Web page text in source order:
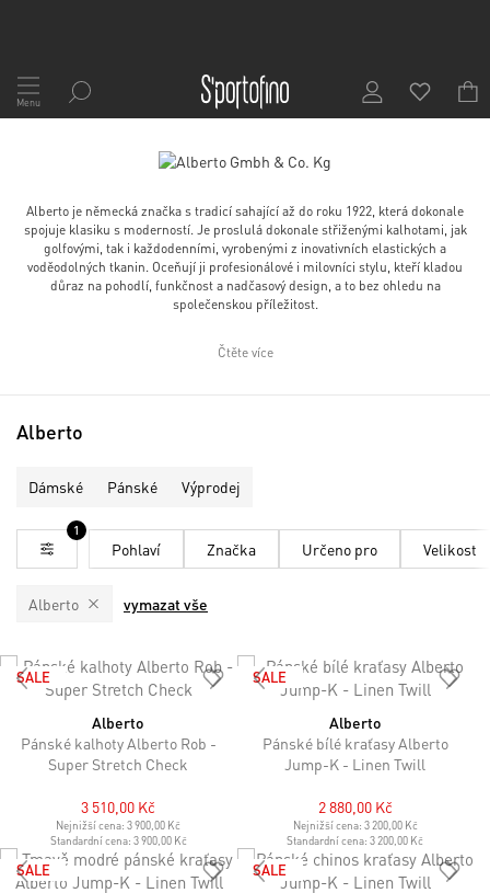
Přejít
na
obsah
Menu
Alberto je německá značka s tradicí sahající až do roku 1922, která dokonale
spojuje klasiku s moderností. Je proslulá dokonale střiženými kalhotami, jak
golfovými, tak i každodenními, vyrobenými z inovativních elastických a
voděodolných tkanin. Oceňují ji profesionálové i milovníci stylu, kteří kladou
důraz na pohodlí, funkčnost a nadčasový design, a to bez ohledu na
společenskou příležitost.
Čtěte více
Alberto
Dámské Pánské Výprodej
1
Pohlaví Značka Určeno pro Velikost
Alberto vymazat vše
SALE
Alberto
Pánské kalhoty Alberto Rob -
Super Stretch Check
3 510,00 Kč
Nejnižší cena:3 900,00 Kč
Standardní cena: 3 900,00 Kč
SALE
Alberto
Pánské bílé kraťasy Alberto
Jump-K - Linen Twill
2 880,00 Kč
Nejnižší cena: 3 200,00 Kč
Standardní cena:3 200,00 Kč
SALE SALE